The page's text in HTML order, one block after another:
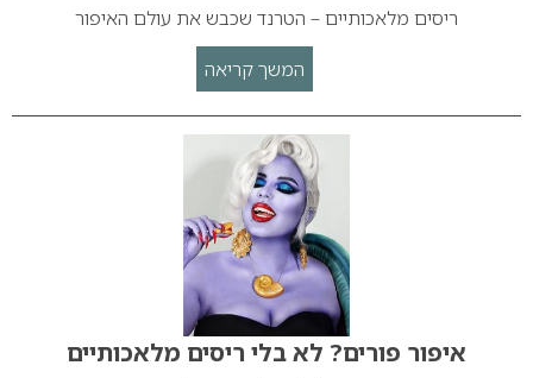
ריסים מלאכותיים – הטרנד שכבש את עולם האיפור
המשך קריאה
איפור פורים? לא בלי ריסים מלאכותיים